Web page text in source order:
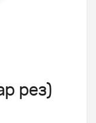
рез)